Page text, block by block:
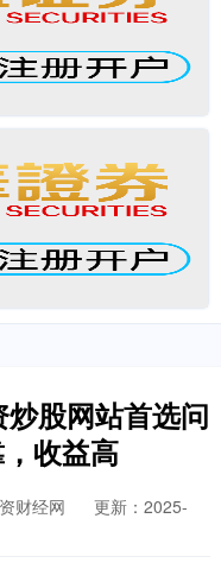
股网站首选问
收益高
财经网
更新：2025-